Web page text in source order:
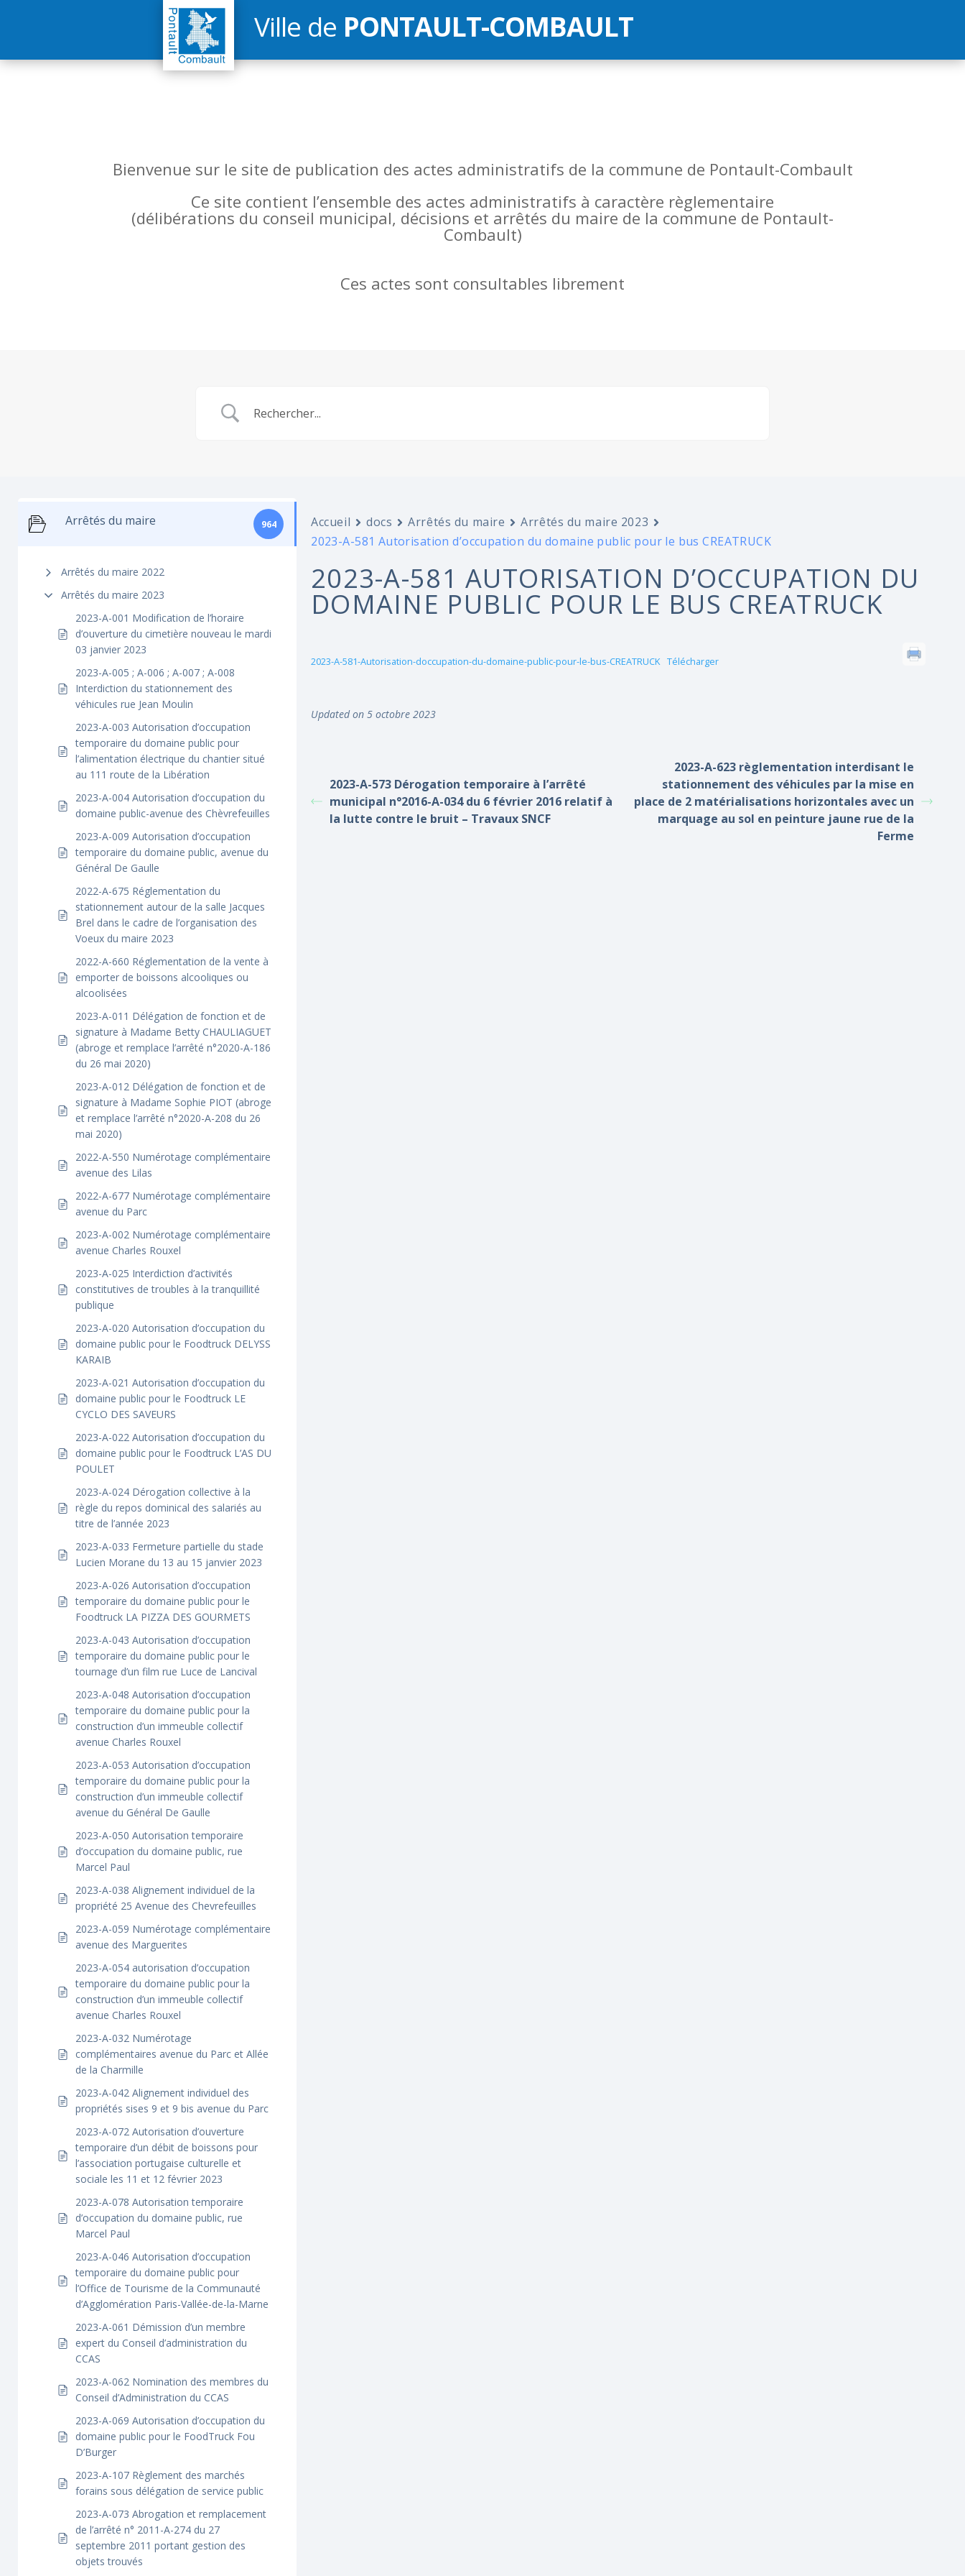
Ville de PONTAULT-COMBAULT
Bienvenue sur le site de publication des actes administratifs de la commune de Pontault-Combault
Ce site contient l’ensemble des actes administratifs à caractère règlementaire
(délibérations du conseil municipal, décisions et arrêtés du maire de la commune de Pontault-
Combault)
Ces actes sont consultables librement
Arrêtés du maire 964
Arrêtés du maire 2022
Arrêtés du maire 2023
2023-A-001 Modification de l’horaire
d’ouverture du cimetière nouveau le mardi
03 janvier 2023
2023-A-005 ; A-006 ; A-007 ; A-008
Interdiction du stationnement des
véhicules rue Jean Moulin
2023-A-003 Autorisation d’occupation
temporaire du domaine public pour
l’alimentation électrique du chantier situé
au 111 route de la Libération
2023-A-004 Autorisation d’occupation du
domaine public-avenue des Chèvrefeuilles
2023-A-009 Autorisation d’occupation
temporaire du domaine public, avenue du
Général De Gaulle
2022-A-675 Réglementation du
stationnement autour de la salle Jacques
Brel dans le cadre de l’organisation des
Voeux du maire 2023
2022-A-660 Réglementation de la vente à
emporter de boissons alcooliques ou
alcoolisées
2023-A-011 Délégation de fonction et de
signature à Madame Betty CHAULIAGUET
(abroge et remplace l’arrêté n°2020-A-186
du 26 mai 2020)
2023-A-012 Délégation de fonction et de
signature à Madame Sophie PIOT (abroge
et remplace l’arrêté n°2020-A-208 du 26
mai 2020)
2022-A-550 Numérotage complémentaire
avenue des Lilas
2022-A-677 Numérotage complémentaire
avenue du Parc
2023-A-002 Numérotage complémentaire
avenue Charles Rouxel
2023-A-025 Interdiction d’activités
constitutives de troubles à la tranquillité
publique
2023-A-020 Autorisation d’occupation du
domaine public pour le Foodtruck DELYSS
KARAIB
2023-A-021 Autorisation d’occupation du
domaine public pour le Foodtruck LE
CYCLO DES SAVEURS
2023-A-022 Autorisation d’occupation du
domaine public pour le Foodtruck L’AS DU
POULET
2023-A-024 Dérogation collective à la
règle du repos dominical des salariés au
titre de l’année 2023
2023-A-033 Fermeture partielle du stade
Lucien Morane du 13 au 15 janvier 2023
2023-A-026 Autorisation d’occupation
temporaire du domaine public pour le
Foodtruck LA PIZZA DES GOURMETS
2023-A-043 Autorisation d’occupation
temporaire du domaine public pour le
tournage d’un film rue Luce de Lancival
2023-A-048 Autorisation d’occupation
temporaire du domaine public pour la
construction d’un immeuble collectif
avenue Charles Rouxel
2023-A-053 Autorisation d’occupation
temporaire du domaine public pour la
construction d’un immeuble collectif
avenue du Général De Gaulle
2023-A-050 Autorisation temporaire
d’occupation du domaine public, rue
Marcel Paul
2023-A-038 Alignement individuel de la
propriété 25 Avenue des Chevrefeuilles
2023-A-059 Numérotage complémentaire
avenue des Marguerites
2023-A-054 autorisation d’occupation
temporaire du domaine public pour la
construction d’un immeuble collectif
avenue Charles Rouxel
2023-A-032 Numérotage
complémentaires avenue du Parc et Allée
de la Charmille
2023-A-042 Alignement individuel des
propriétés sises 9 et 9 bis avenue du Parc
2023-A-072 Autorisation d’ouverture
temporaire d’un débit de boissons pour
l’association portugaise culturelle et
sociale les 11 et 12 février 2023
2023-A-078 Autorisation temporaire
d’occupation du domaine public, rue
Marcel Paul
2023-A-046 Autorisation d’occupation
temporaire du domaine public pour
l’Office de Tourisme de la Communauté
d’Agglomération Paris-Vallée-de-la-Marne
2023-A-061 Démission d’un membre
expert du Conseil d’administration du
CCAS
2023-A-062 Nomination des membres du
Conseil d’Administration du CCAS
2023-A-069 Autorisation d’occupation du
domaine public pour le FoodTruck Fou
D’Burger
2023-A-107 Règlement des marchés
forains sous délégation de service public
2023-A-073 Abrogation et remplacement
de l’arrêté n° 2011-A-274 du 27
septembre 2011 portant gestion des
objets trouvés
Accueil docs Arrêtés du maire
Arrêtés du maire 2023
2023-A-581 Autorisation d’occupation du domaine public pour le bus CREATRUCK
2023-A-581 AUTORISATION D’OCCUPATION DU
DOMAINE PUBLIC POUR LE BUS CREATRUCK
2023-A-581-Autorisation-doccupation-du-domaine-public-pour-le-bus-CREATRUCK Télécharger
Updated on 5 octobre 2023
2023-A-573 Dérogation temporaire à l’arrêté
municipal n°2016-A-034 du 6 février 2016 relatif à
la lutte contre le bruit – Travaux SNCF
2023-A-623 règlementation interdisant le
stationnement des véhicules par la mise en
place de 2 matérialisations horizontales avec un
marquage au sol en peinture jaune rue de la
Ferme